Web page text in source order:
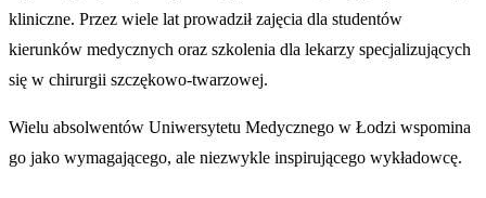
kliniczne. Przez wiele lat prowadził zajęcia dla studentów
kierunków medycznych oraz szkolenia dla lekarzy specjalizujących
się w chirurgii szczękowo-twarzowej.
Wielu absolwentów Uniwersytetu Medycznego w Łodzi wspomina
go jako wymagającego, ale niezwykle inspirującego wykładowcę.